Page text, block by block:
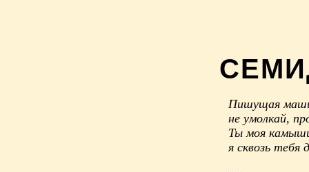
Пишущая
не умолкай,
Ты моя
я сквозь тебя